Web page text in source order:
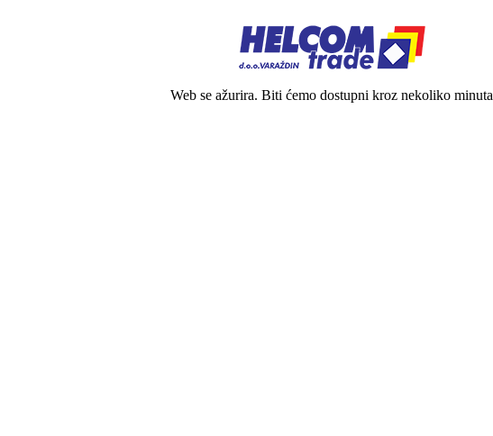
Web se ažurira. Biti ćemo dostupni kroz nekoliko minuta